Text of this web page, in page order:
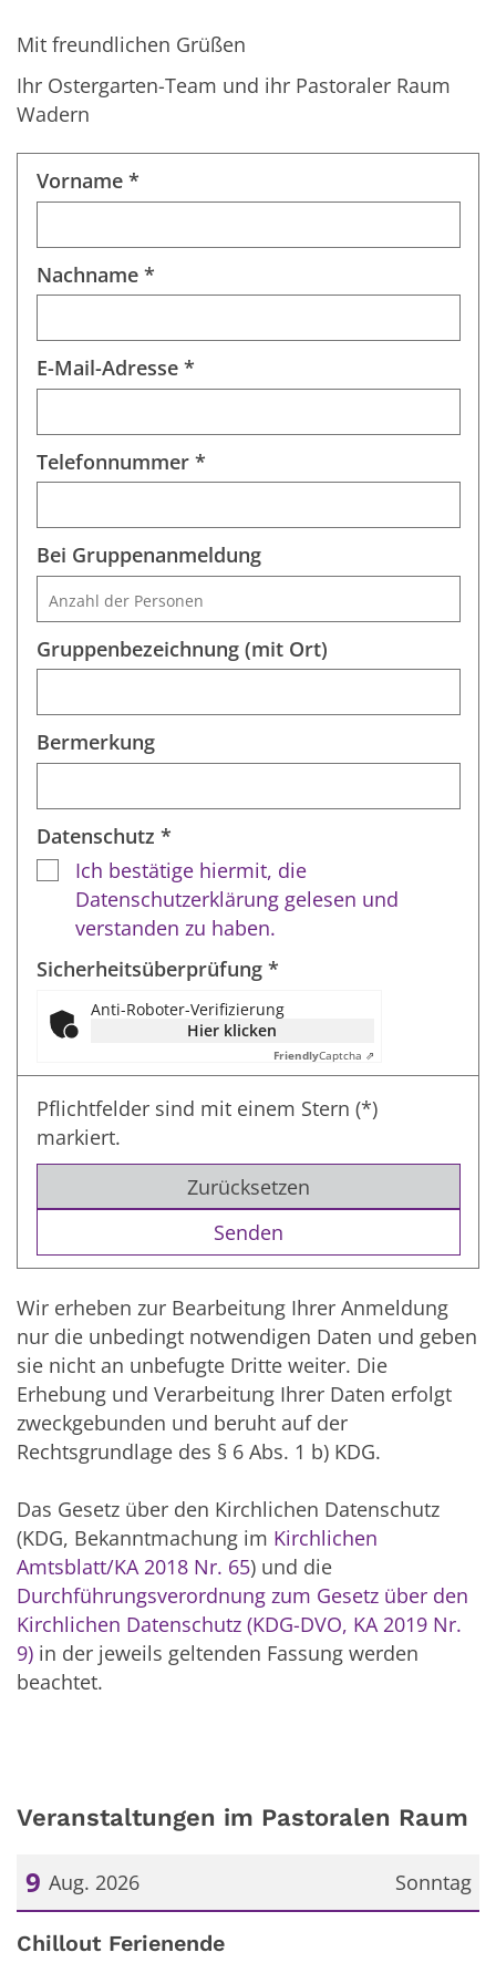
Mit freundlichen Grüßen
Ihr Ostergarten-Team und ihr Pastoraler Raum
Wadern
Vorname *
Nachname *
E-Mail-Adresse *
Telefonnummer *
Bei Gruppenanmeldung
Gruppenbezeichnung (mit Ort)
Bermerkung
Datenschutz *
Ich bestätige hiermit, die
Datenschutzerklärung gelesen und
verstanden zu haben.
Sicherheitsüberprüfung *
Anti-Roboter-Verifizierung
Hier klicken
FriendlyCaptcha ⇗
Pflichtfelder sind mit einem Stern (*)
markiert.
Zurücksetzen
Wir erheben zur Bearbeitung Ihrer Anmeldung
nur die unbedingt notwendigen Daten und geben
sie nicht an unbefugte Dritte weiter. Die
Erhebung und Verarbeitung Ihrer Daten erfolgt
zweckgebunden und beruht auf der
Rechtsgrundlage des § 6 Abs. 1 b) KDG.
Das Gesetz über den Kirchlichen Datenschutz
(KDG, Bekanntmachung im Kirchlichen
Amtsblatt/KA 2018 Nr. 65) und die
Durchführungsverordnung zum Gesetz über den
Kirchlichen Datenschutz (KDG-DVO, KA 2019 Nr.
9) in der jeweils geltenden Fassung werden
beachtet.
Veranstaltungen im Pastoralen Raum
Sonntag
9 Aug. 2026
Datum: 9. August 2026
Chillout Ferienende